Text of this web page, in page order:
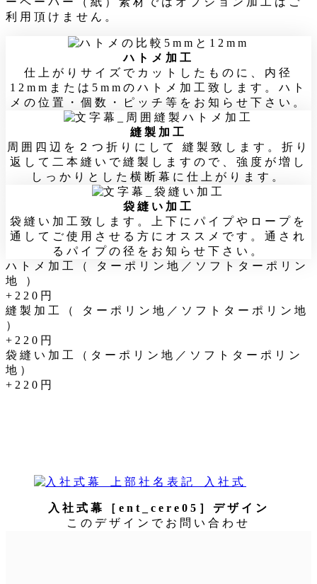
利用頂けません。
ハトメ加工
仕上がりサイズでカットしたものに、内径
12mmまたは5mmのハトメ加工致します。ハト
メの位置・個数・ピッチ等をお知らせ下さい。
縫製加工
周囲四辺を２つ折りにして 縫製致します。折り
返して二本縫いで縫製しますので、強度が増し
しっかりとした横断幕に仕上がります。
袋縫い加工
袋縫い加工致します。上下にパイプやロープを
通してご使用させる方にオススメです。通され
るパイプの径をお知らせ下さい。
ハトメ加工（ ターポリン地／ソフトターポリン
地 ）
+220円
縫製加工（ ターポリン地／ソフトターポリン地
）
+220円
袋縫い加工（ターポリン地／ソフトターポリン
地）
+220円
入社式幕［ent_cere05］デザイン
このデザインでお問い合わせ